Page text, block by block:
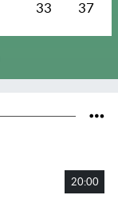
33 37
20:00